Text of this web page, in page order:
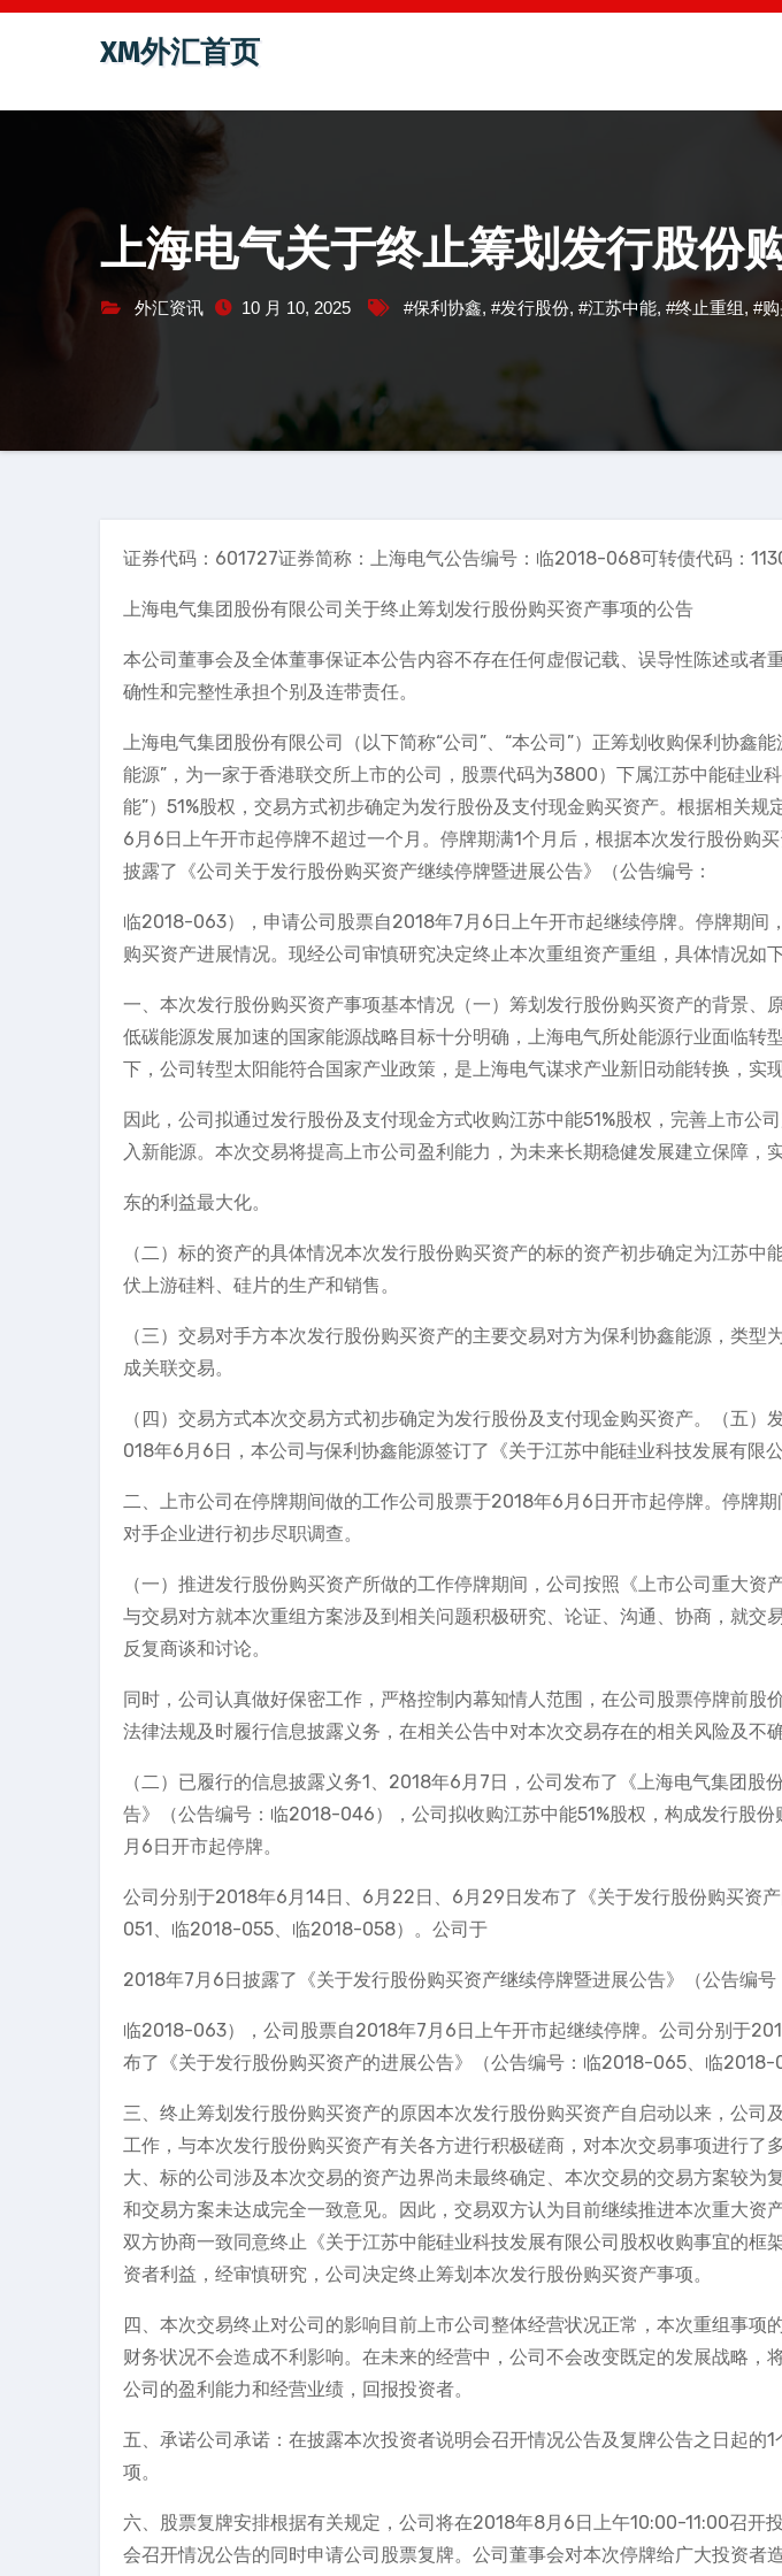
跳
容
XM外汇首页
上海电气关于终止筹划发行股份
外汇资讯 10 月 10, 2025 #保利协鑫, #发行股份, #江苏中能, #终止重组, #
证券代码：601727证券简称：上海电气公告编号：临2018-068可转债代码：
上海电气集团股份有限公司关于终止筹划发行股份购买资产事项的公告
本公司董事会及全体董事保证本公告内容不存在任何虚假记载、误导性陈述或者
确性和完整性承担个别及连带责任。
上海电气集团股份有限公司（以下简称“公司”、“本公司”）正筹划收购保利协鑫
能源”，为一家于香港联交所上市的公司，股票代码为3800）下属江苏中能硅业
能”）51%股权，交易方式初步确定为发行股份及支付现金购买资产。根据相关
6月6日上午开市起停牌不超过一个月。停牌期满1个月后，根据本次发行股份购
披露了《公司关于发行股份购买资产继续停牌暨进展公告》（公告编号：
临2018-063），申请公司股票自2018年7月6日上午开市起继续停牌。停牌期间
购买资产进展情况。现经公司审慎研究决定终止本次重组资产重组，具体情况如下
一、本次发行股份购买资产事项基本情况（一）筹划发行股份购买资产的背景、
低碳能源发展加速的国家能源战略目标十分明确，上海电气所处能源行业面临转
下，公司转型太阳能符合国家产业政策，是上海电气谋求产业新旧动能转换，实
因此，公司拟通过发行股份及支付现金方式收购江苏中能51%股权，完善上市公
入新能源。本次交易将提高上市公司盈利能力，为未来长期稳健发展建立保障，
东的利益最大化。
（二）标的资产的具体情况本次发行股份购买资产的标的资产初步确定为江苏中
伏上游硅料、硅片的生产和销售。
（三）交易对手方本次发行股份购买资产的主要交易对方为保利协鑫能源，类型
成关联交易。
（四）交易方式本次交易方式初步确定为发行股份及支付现金购买资产。（五）
018年6月6日，本公司与保利协鑫能源签订了《关于江苏中能硅业科技发展有限
二、上市公司在停牌期间做的工作公司股票于2018年6月6日开市起停牌。停牌
对手企业进行初步尽职调查。
（一）推进发行股份购买资产所做的工作停牌期间，公司按照《上市公司重大资
与交易对方就本次重组方案涉及到相关问题积极研究、论证、沟通、协商，就交
反复商谈和讨论。
同时，公司认真做好保密工作，严格控制内幕知情人范围，在公司股票停牌前股
法律法规及时履行信息披露义务，在相关公告中对本次交易存在的相关风险及不
（二）已履行的信息披露义务1、2018年6月7日，公司发布了《上海电气集团股
告》（公告编号：临2018-046），公司拟收购江苏中能51%股权，构成发行股
月6日开市起停牌。
公司分别于2018年6月14日、6月22日、6月29日发布了《关于发行股份购买资
051、临2018-055、临2018-058）。公司于
2018年7月6日披露了《关于发行股份购买资产继续停牌暨进展公告》（公告编号
临2018-063），公司股票自2018年7月6日上午开市起继续停牌。公司分别于
布了《关于发行股份购买资产的进展公告》（公告编号：临2018-065、临2018-
三、终止筹划发行股份购买资产的原因本次发行股份购买资产自启动以来，公司
工作，与本次发行股份购买资产有关各方进行积极磋商，对本次交易事项进行了
大、标的公司涉及本次交易的资产边界尚未最终确定、本次交易的交易方案较为
和交易方案未达成完全一致意见。因此，交易双方认为目前继续推进本次重大资
双方协商一致同意终止《关于江苏中能硅业科技发展有限公司股权收购事宜的框
资者利益，经审慎研究，公司决定终止筹划本次发行股份购买资产事项。
四、本次交易终止对公司的影响目前上市公司整体经营状况正常，本次重组事项
财务状况不会造成不利影响。在未来的经营中，公司不会改变既定的发展战略，
公司的盈利能力和经营业绩，回报投资者。
五、承诺公司承诺：在披露本次投资者说明会召开情况公告及复牌公告之日起的
项。
六、股票复牌安排根据有关规定，公司将在2018年8月6日上午10:00-11:00召开
会召开情况公告的同时申请公司股票复牌。公司董事会对本次停牌给广大投资者